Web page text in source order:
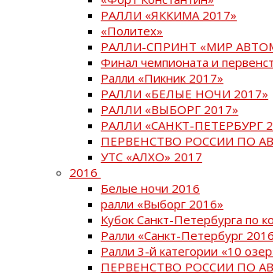
РАЛЛИ «ЯККИМА 2017»
«Политех»
РАЛЛИ-СПРИНТ «МИР
Финал чемпионата и
Ралли «Пикник 2017»
РАЛЛИ «БЕЛЫЕ НОЧИ 2017»
РАЛЛИ «ВЫБОРГ 2017»
РАЛЛИ «САНКТ-ПЕТЕРБУРГ
ПЕРВЕНСТВО РОССИИ ПО
УТС «АЛХО» 2017
2016
Белые ночи 2016
ралли «Выборг 2016»
Кубок Санкт-Петербурга по
Ралли «Санкт-Петербург
Ралли 3-й категории «10
ПЕРВЕНСТВО РОССИИ ПО